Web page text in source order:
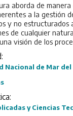
aborda de manera
a la gestión
y no estructurados
de cualquier
visión de los
como la vigilancia
y la economía del
más la
Nacional de Mar
y Ciencias